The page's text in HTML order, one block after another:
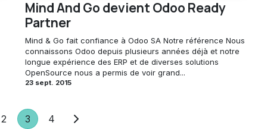
Mind And Go devient Odoo Ready
Partner
Mind & Go fait confiance à Odoo SA Notre référence Nous
connaissons Odoo depuis plusieurs années déjà et notre
longue expérience des ERP et de diverses solutions
OpenSource nous a permis de voir grand...
23 sept. 2015
2 3 4